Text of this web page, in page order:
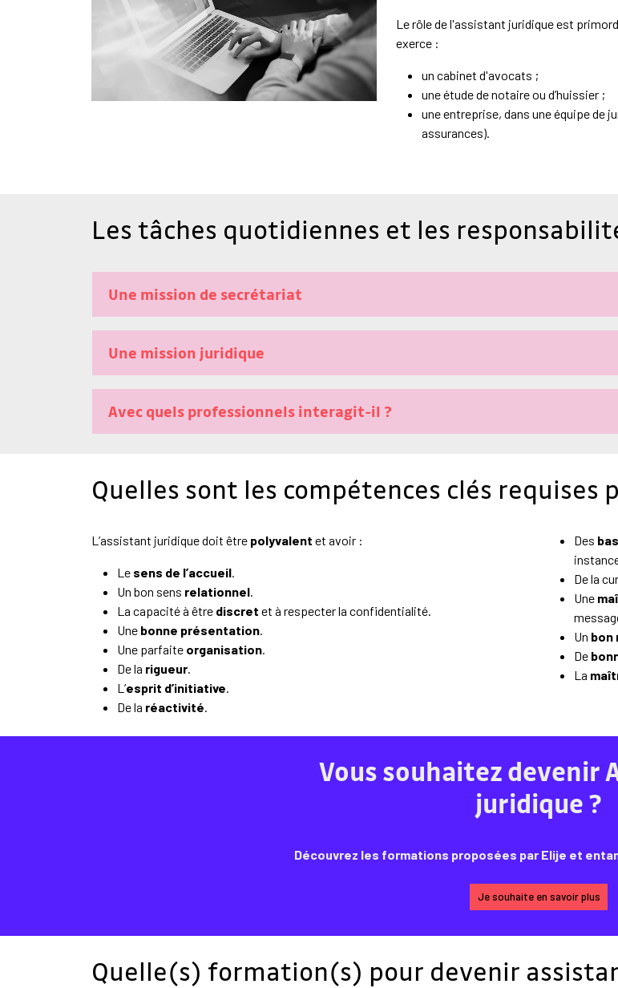
Le rôle de l'assistant juridique est
exerce :
un cabinet d'avocats ;
une étude de notaire ou d’huissier ;
une entreprise, dans une équipe de
assurances).
Les tâches quotidiennes et les
Une mission de secrétariat
Une mission juridique
Avec quels professionnels interagit-il ?
Quelles sont les compétences clés requises
L’assistant juridique doit être polyvalent et avoir :
Le sens de l’accueil.
Un bon sens relationnel.
La capacité à être discret et à respecter la confidentialité.
Une bonne présentation.
Une parfaite organisation.
De la rigueur.
L’esprit d’initiative.
De la réactivité.
Des
De la
Une
Un bon
De
La
Vous souhaitez devenir
juridique ?
Découvrez les formations proposées par Elije et
Je souhaite en savoir plus
Quelle(s) formation(s) pour devenir